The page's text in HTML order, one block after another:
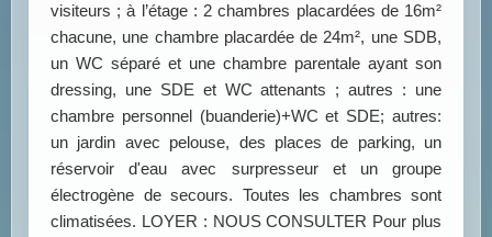
visiteurs ; à l’étage : 2 chambres placardées de 16m²
chacune, une chambre placardée de 24m², une SDB,
un WC séparé et une chambre parentale ayant son
dressing, une SDE et WC attenants ; autres : une
chambre personnel (buanderie)+WC et SDE; autres:
un jardin avec pelouse, des places de parking, un
réservoir d'eau avec surpresseur et un groupe
électrogène de secours. Toutes les chambres sont
climatisées. LOYER : NOUS CONSULTER Pour plus